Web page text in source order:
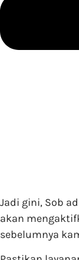
Jadi gini, Sob
akan
sebelumnya